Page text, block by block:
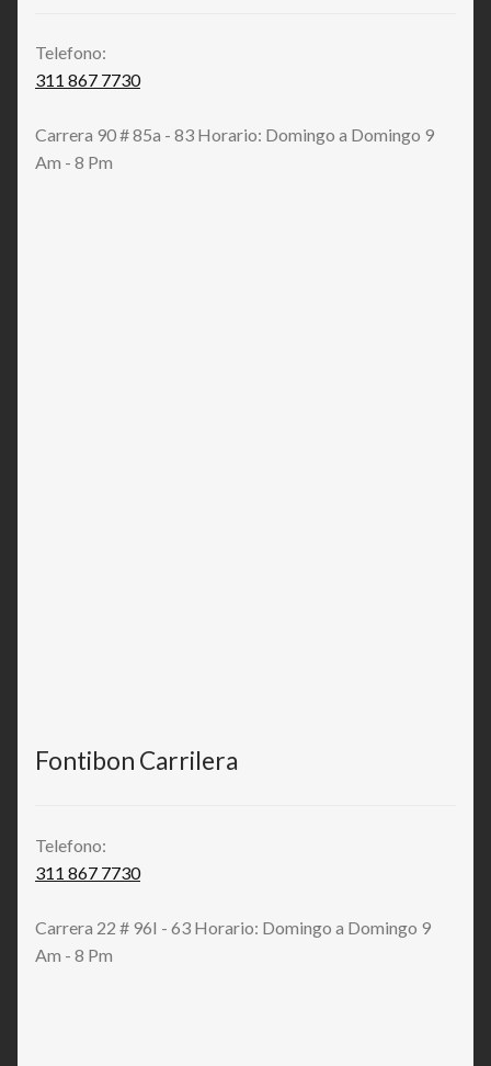
Telefono:
311 867 7730
Carrera 90 # 85a - 83 Horario: Domingo a Domingo 9
Am - 8 Pm
Fontibon Carrilera
Telefono:
311 867 7730
Carrera 22 # 96I - 63 Horario: Domingo a Domingo 9
Am - 8 Pm